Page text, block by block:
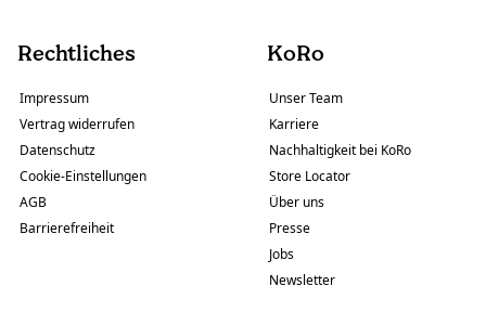
Rechtliches
Impressum
Vertrag widerrufen
Datenschutz
Cookie-Einstellungen
AGB
Barrierefreiheit
KoRo
Unser Team
Karriere
Nachhaltigkeit bei KoRo
Store Locator
Über uns
Presse
Jobs
Newsletter